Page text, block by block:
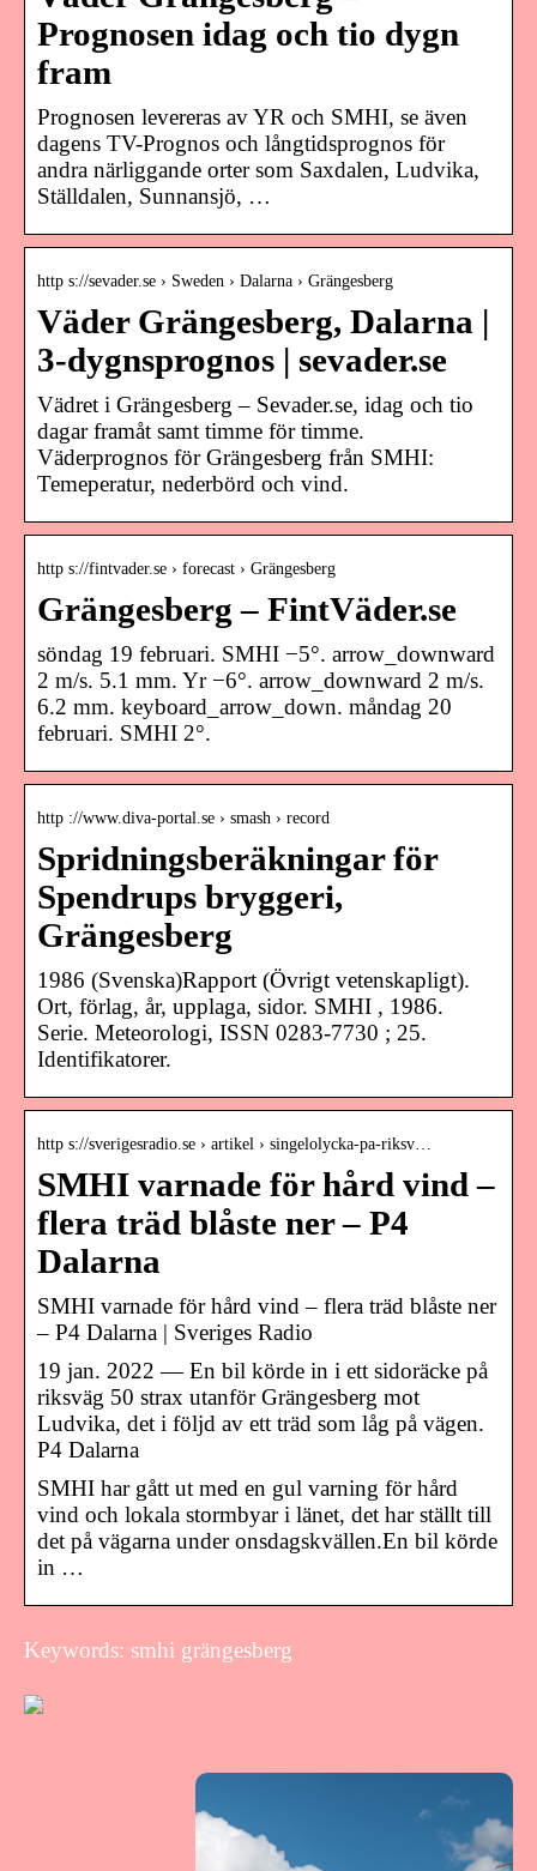
Prognosen idag och tio dygn
fram
Prognosen levereras av YR och SMHI, se även
dagens TV-Prognos och långtidsprognos för
andra närliggande orter som Saxdalen, Ludvika,
Ställdalen, Sunnansjö, …
http s://sevader.se › Sweden › Dalarna › Grängesberg
Väder Grängesberg, Dalarna |
3-dygnsprognos | sevader.se
Vädret i Grängesberg – Sevader.se, idag och tio
dagar framåt samt timme för timme.
Väderprognos för Grängesberg från SMHI:
Temeperatur, nederbörd och vind.
http s://fintvader.se › forecast › Grängesberg
Grängesberg – FintVäder.se
söndag 19 februari. SMHI −5°. arrow_downward
2 m/s. 5.1 mm. Yr −6°. arrow_downward 2 m/s.
6.2 mm. keyboard_arrow_down. måndag 20
februari. SMHI 2°.
http ://www.diva-portal.se › smash › record
Spridningsberäkningar för
Spendrups bryggeri,
Grängesberg
1986 (Svenska)Rapport (Övrigt vetenskapligt).
Ort, förlag, år, upplaga, sidor. SMHI , 1986.
Serie. Meteorologi, ISSN 0283-7730 ; 25.
Identifikatorer.
http s://sverigesradio.se › artikel › singelolycka-pa-riksv…
SMHI varnade för hård vind –
flera träd blåste ner – P4
Dalarna
SMHI varnade för hård vind – flera träd blåste ner
– P4 Dalarna | Sveriges Radio
19 jan. 2022 — En bil körde in i ett sidoräcke på
riksväg 50 strax utanför Grängesberg mot
Ludvika, det i följd av ett träd som låg på vägen.
P4 Dalarna
SMHI har gått ut med en gul varning för hård
vind och lokala stormbyar i länet, det har ställt till
det på vägarna under onsdagskvällen.En bil körde
in …
Keywords: smhi grängesberg